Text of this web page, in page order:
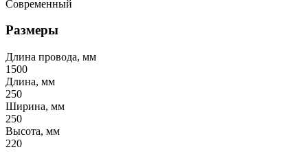
Современный
Размеры
Длина провода, мм
1500
Длина, мм
250
Ширина, мм
250
Высота, мм
220